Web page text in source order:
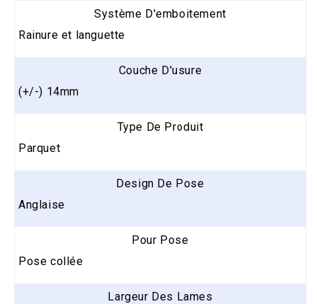
Système D'emboitement
Rainure et languette
Couche D'usure
(+/-) 14mm
Type De Produit
Parquet
Design De Pose
Anglaise
Pour Pose
Pose collée
Largeur Des Lames